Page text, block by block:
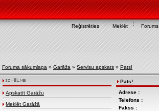
Reģistrēties Meklēt Forums
Foruma sākumlapa » Garāža » Servisu apskats » Pats!
Apskatīt Garāžu
Meklēt Garāžā
Pats!
Adrese :
Telefons :
Fakss :